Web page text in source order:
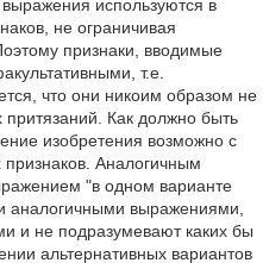
используются в
не ограничивая
признаки, вводимые
т.е.
что они никоим образом не
Как должно быть
изобретения возможно с
признаков. Аналогичным
"в одном варианте
аналогичными выражениями,
и не подразумевают каких бы
альтернативных вариантов